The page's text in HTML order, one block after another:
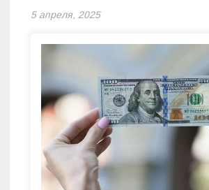
5 апреля, 2025